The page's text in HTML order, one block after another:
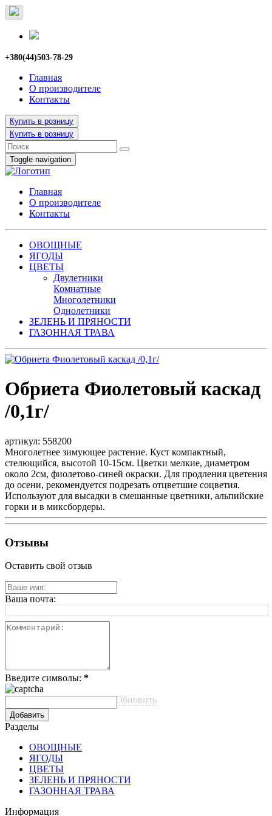
+380(44)503-78-29
Главная
О производителе
Контакты
Купить в розницу
Купить в розницу
Toggle navigation
Главная
О производителе
Контакты
ОВОЩНЫЕ
ЯГОДЫ
ЦВЕТЫ
Двулетники
Комнатные
Многолетники
Однолетники
ЗЕЛЕНЬ И ПРЯНОСТИ
ГАЗОННАЯ ТРАВА
Обриета Фиолетовый каскад
/0,1г/
артикул: 558200
Многолетнее зимующее растение. Куст компактный,
стелющийся, высотой 10-15см. Цветки мелкие, диаметром
около 2см, фиолетово-синей окраски. Для продления цветения
до осени, рекомендуется подрезать отцветшие соцветия.
Используют для высадки в смешанные цветники, альпийские
горки и в миксбордеры.
Отзывы
Оставить свой отзыв
Ваша почта:
Введите символы: *
Обновить
Разделы
ОВОЩНЫЕ
ЯГОДЫ
ЦВЕТЫ
ЗЕЛЕНЬ И ПРЯНОСТИ
ГАЗОННАЯ ТРАВА
Информация